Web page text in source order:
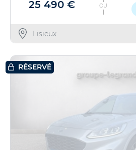
25 490 € OU
Lisieux
RÉSERVÉ